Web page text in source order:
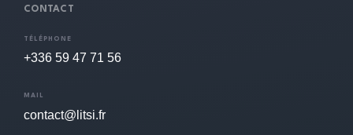
CONTACT
TÉLÉPHONE
+336 59 47 71 56
MAIL
contact@litsi.fr